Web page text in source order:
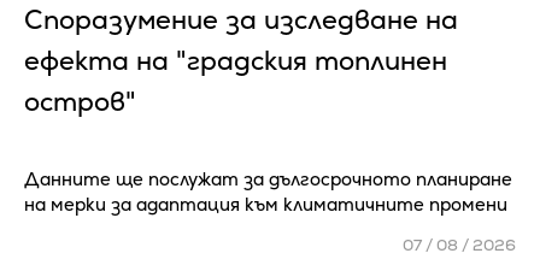
Споразумение за изследване на
ефекта на "градския топлинен
остров"
Данните ще послужат за дългосрочното планиране
на мерки за адаптация към климатичните промени
07 / 08 / 2026